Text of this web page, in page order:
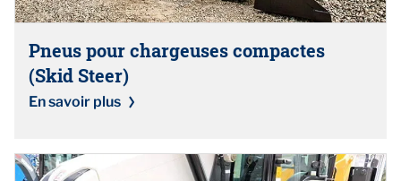
Pneus pour chargeuses compactes
(Skid Steer)
En savoir plus